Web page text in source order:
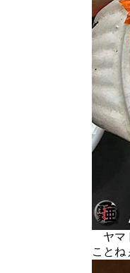
ヤマ
ことね